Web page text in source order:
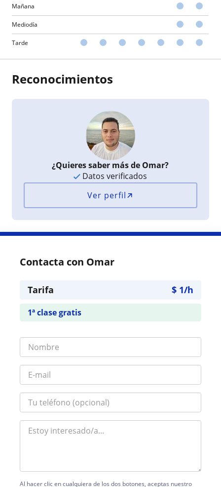
Mañana
Mediodía
Tarde
Reconocimientos
¿Quieres saber más de Omar?
Datos verificados
Ver perfil
Contacta con Omar
Tarifa $ 1/h
1ª clase gratis
Al hacer clic en cualquiera de los dos botones, aceptas nuestro